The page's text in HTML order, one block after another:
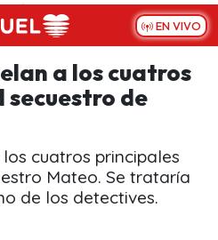
EN VIVO
a los cuatros
secuestro de
cuatros principales
Mateo. Se trataría
de los detectives.